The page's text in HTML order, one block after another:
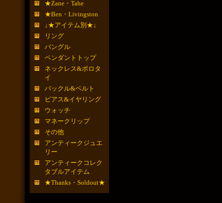
★Zane・Tahe
★Ben・Livingston
↓★アイテム別★↓
リング
バングル
ペンダントトップ
ネックレス&ボロタ
イ
バックル&ベルト
ピアス&イヤリング
ウォッチ
マネークリップ
その他
アンティークジュエ
リー
アンティークコレク
タブルアイテム
★Thanks・Soldout★